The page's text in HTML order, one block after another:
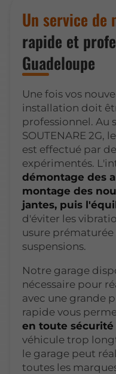
Un service de
rapide et
Guadeloupe
Une fois vos
installation doit
professionnel. Au
SOUTENARE 2G,
est effectué par
expérimentés.
démontage des
montage des
jantes, puis
d'éviter les
usure
suspensions.
Notre garage
nécessaire pour
avec une grande
rapide vous
en toute sécurité
véhicule trop
le garage peut
toutes les